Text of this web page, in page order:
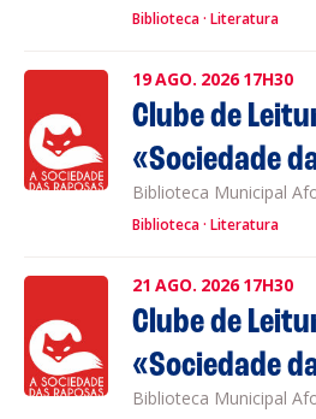
Biblioteca Literatura
19AGO. 2026 17H30
Clube de
«Sociedade
Biblioteca Municipal
Biblioteca Literatura
21 AGO. 2026 17H30
Clube de
«Sociedade
Biblioteca Municipal